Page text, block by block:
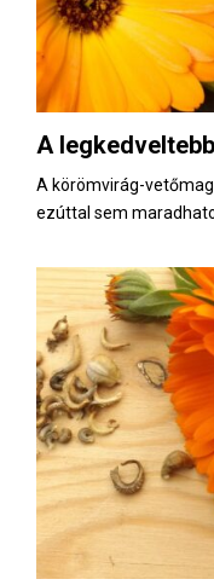
A
A körömvirág-
ezúttal sem